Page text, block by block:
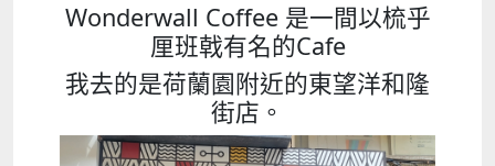
Wonderwall Coffee 是一間以梳乎
厘班戟有名的Cafe
我去的是荷蘭園附近的東望洋和隆
街店。